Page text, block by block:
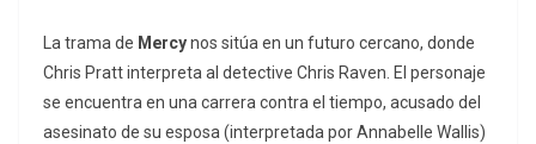
La trama de Mercynos sitúa en un futuro cercano, donde
Chris Pratt interpreta al detective Chris Raven. El personaje
se encuentra en una carrera contra el tiempo, acusado del
asesinato de su esposa (interpretada por Annabelle Wallis)